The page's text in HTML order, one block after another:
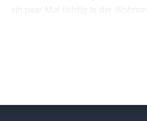
ein paar Mal richtig in der
Damit unser Herzl funktioniert,